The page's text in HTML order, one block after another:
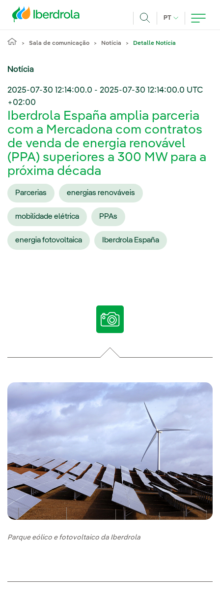
PT IDIOMA ATUAL,
Sala de comunicação Notícia Detalle Notícia
Notícia
2025-07-30 12:14:00.0 - 2025-07-30 12:14:00.0 UTC
+02:00
Iberdrola España amplia parceria
com a Mercadona com contratos
de venda de energia renovável
(PPA) superiores a 300 MW para a
próxima década
Parcerias energias renováveis
mobilidade elétrica PPAs
energia fotovoltaica Iberdrola España
Parque eólico e fotovoltaico da Iberdrola